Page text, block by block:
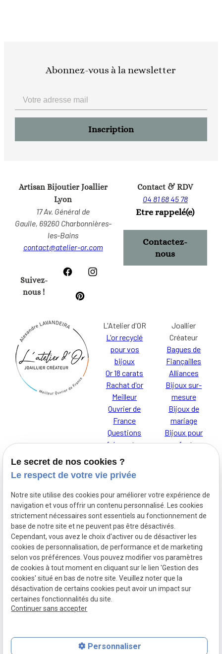
Abonnez-vous à la newsletter
Artisan Bijoutier Joallier
Lyon
17 Av. Général de
Gaulle, 69260 Charbonnières-
les-Bains
contact@atelier-or.com
Suivez-
nous !
Contact & RDV
04 81 68 45 78
Etre rappelé(e)
Contactez-
nous
L'Atelier d'OR
L'or recyclé
pour vos
bijoux
Or 18 carats
Rachat d'or
Meilleur
Ouvrier de
France
Questions
fréquentes
Joallier
Créateur
Bagues de
Fiançailles
Alliances
Bijoux sur-
mesure
Bijoux de
mariage
Bijoux pour
enfants
Je t'AdOR
L'Atelier d'Or,
découvrez nos
bijoux pour
enfants
Mentions
légales
Politique de
confidentialité
Gestion des
Le secret de nos cookies ?
Le respect de votre vie privée
Notre site utilise des cookies pour améliorer votre expérience de
navigation et vous offrir un contenu personnalisé. Les cookies
strictement nécessaires sont essentiels au fonctionnement de
base de notre site et ne peuvent pas être désactivés.
Cependant, vous avez le choix d'activer ou de désactiver les
cookies de personnalisation, de performance et de marketing
selon vos préférences. Vous pouvez modifier vos paramètres
de cookies à tout moment en cliquant sur le lien 'Gestion des
cookies' situé en bas de notre site. Veuillez noter que la
désactivation de certains cookies peut avoir un impact sur
certaines fonctionnalités du site.
Continuer sans accepter
Personnaliser